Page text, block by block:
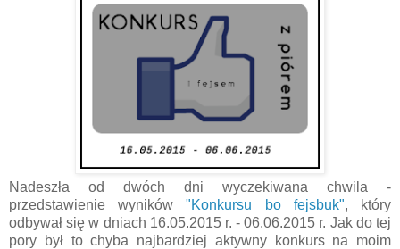
Nadeszła od dwóch dni wyczekiwana chwila -
przedstawienie wyników"Konkursu bo fejsbuk", który
odbywał się w dniach 16.05.2015 r. - 06.06.2015 r. Jak do tej
pory był to chyba najbardziej aktywny konkurs na moim